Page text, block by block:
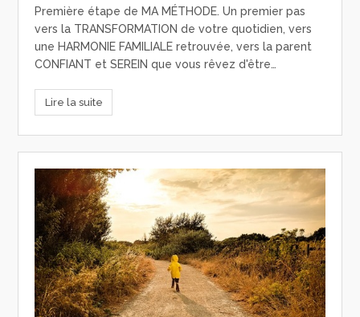
Première étape de MA MÉTHODE. Un premier pas
vers la TRANSFORMATION de votre quotidien, vers
une HARMONIE FAMILIALE retrouvée, vers la parent
CONFIANT et SEREIN que vous rêvez d'être…
Lire la suite